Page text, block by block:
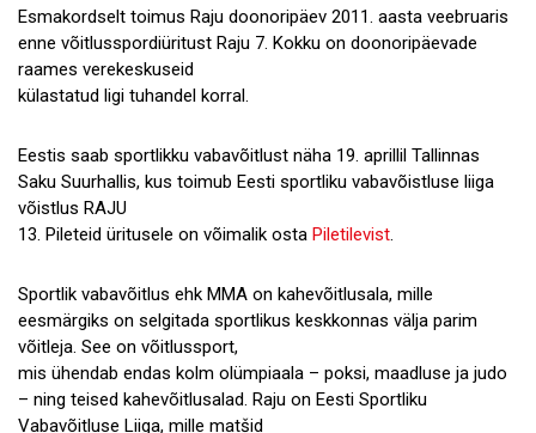
Esmakordselt toimus Raju doonoripäev 2011. aasta veebruaris
enne võitlusspordiüritust Raju 7. Kokku on doonoripäevade
raames verekeskuseid
külastatud ligi tuhandel korral.
Eestis saab sportlikku vabavõitlust näha 19. aprillil Tallinnas
Saku Suurhallis, kus toimub Eesti sportliku vabavõistluse liiga
võistlus RAJU
13. Pileteid üritusele on võimalik osta Piletilevist.
Sportlik vabavõitlus ehk MMA on kahevõitlusala, mille
eesmärgiks on selgitada sportlikus keskkonnas välja parim
võitleja. See on võitlussport,
mis ühendab endas kolm olümpiaala – poksi, maadluse ja judo
– ning teised kahevõitlusalad. Raju on Eesti Sportliku
Vabavõitluse Liiga, mille matšid